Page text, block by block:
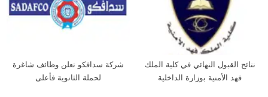
نتائج القبول النهائي في كلية الملك
فهد الأمنية بوزارة الداخلية
شركة سدافكو تعلن وظائف شاغرة
لحملة الثانوية فأعلى